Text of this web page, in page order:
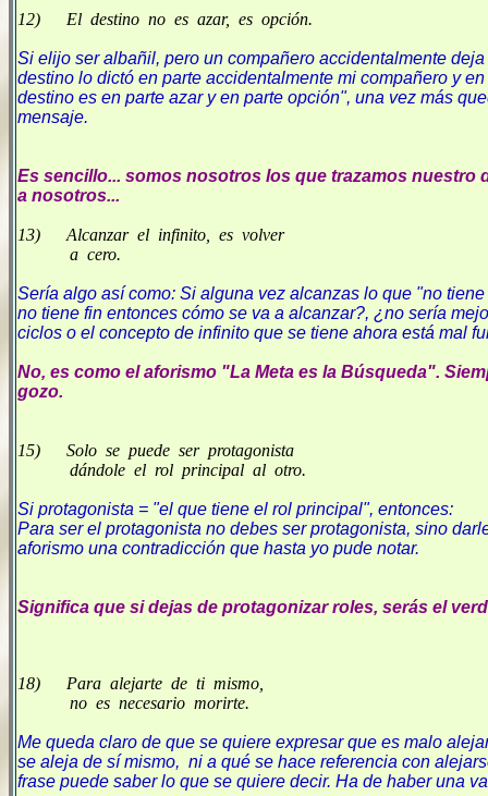
12) El destino no es azar, es opción.
Si elijo ser albañil, pero un compañero accidentalmente
destino lo dictó en parte accidentalmente mi compañero y
destino es en parte azar y en parte opción", una vez más
mensaje.
Es sencillo... somos nosotros los que trazamos
a nosotros...
13) Alcanzar el infinito, es volver
a cero.
Sería algo así como: Si alguna vez alcanzas lo que "no
no tiene fin entonces cómo se va a alcanzar?, ¿no sería
ciclos o el concepto de infinito que se tiene ahora está mal
No, es como el aforismo "La Meta es la Búsqueda".
gozo.
15) Solo se puede ser protagonista
dándole el rol principal al otro.
Si protagonista = "el que tiene el rol principal", entonces:
Para ser el protagonista no debes ser protagonista, sino
aforismo una contradicción que hasta yo pude notar.
Significa que si dejas de protagonizar roles, serás el
18) Para alejarte de ti mismo,
no es necesario morirte.
Me queda claro de que se quiere expresar que es malo
se aleja de sí mismo, ni a qué se hace referencia con
frase puede saber lo que se quiere decir. Ha de haber una